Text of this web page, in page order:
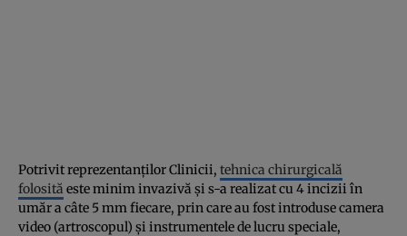
Potrivit reprezentanților Clinicii, tehnica chirurgicală
folosită este minim invazivă și s-a realizat cu 4 incizii în
umăr a câte 5 mm fiecare, prin care au fost introduse camera
video (artroscopul) și instrumentele de lucru speciale,